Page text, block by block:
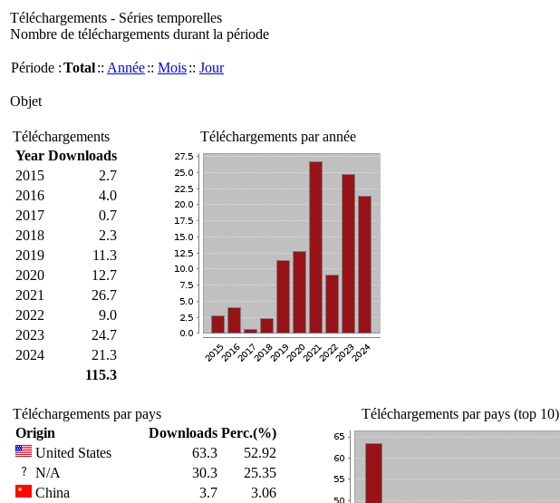
Téléchargements - Séries temporelles
Nombre de téléchargements durant la période
Période :Total:: Année:: Mois:: Jour
Objet
Téléchargements
Year Downloads
2015
2.7
2016
4.0
2017
0.7
2018
2.3
2019
11.3
2020
12.7
2021
26.7
2022
9.0
2023
24.7
2024
21.3
115.3
Téléchargements par année
Téléchargements par pays
Origin
Downloads Perc.(%)
United States
63.3
52.92
N/A
30.3
25.35
China
3.7
3.06
Téléchargements par pays (top 10)